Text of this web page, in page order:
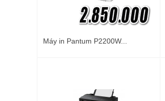
Máy in Pantum P2200W...